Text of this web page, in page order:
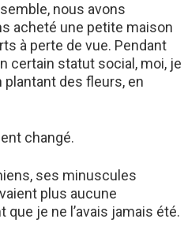
nous avons
acheté une petite maison
à perte de vue. Pendant
certain statut social, moi, je
des fleurs, en
changé.
ses minuscules
plus aucune
je ne l’avais jamais été.